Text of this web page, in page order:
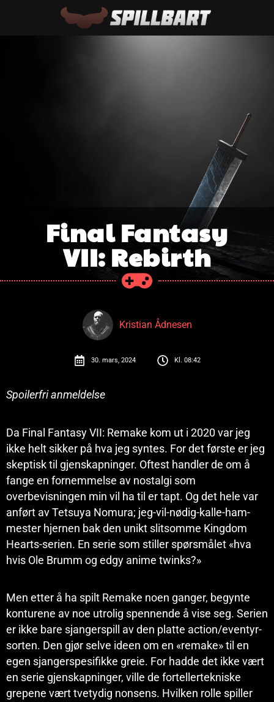
Final Fantasy
VII: Rebirth
Kristian Ådnesen
30. mars, 2024 Kl. 08:42
Spoilerfri anmeldelse
Da Final Fantasy VII: Remake kom ut i 2020 var jeg
ikke helt sikker på hva jeg syntes. For det første er jeg
skeptisk til gjenskapninger. Oftest handler de om å
fange en fornemmelse av nostalgi som
overbevisningen min vil ha til er tapt. Og det hele var
anført av Tetsuya Nomura; jeg-vil-nødig-kalle-ham-
mester hjernen bak den unikt slitsomme Kingdom
Hearts-serien. En serie som stiller spørsmålet «hva
hvis Ole Brumm og edgy anime twinks?»
Men etter å ha spilt Remake noen ganger, begynte
konturene av noe utrolig spennende å vise seg. Serien
er ikke bare sjangerspill av den platte action/eventyr-
sorten. Den gjør selve ideen om en «remake» til en
egen sjangerspesifikke greie. For hadde det ikke vært
en serie gjenskapninger, ville de fortellertekniske
grepene vært tvetydig nonsens. Hvilken rolle spiller